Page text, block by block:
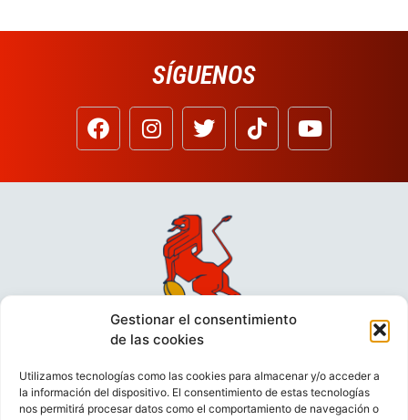
Gestionar el consentimiento
de las cookies
Utilizamos tecnologías como las cookies para almacenar y/o acceder a
la información del dispositivo. El consentimiento de estas tecnologías
nos permitirá procesar datos como el comportamiento de navegación o
SÍGUENOS